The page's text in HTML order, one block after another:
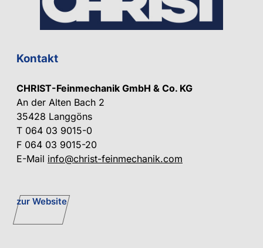
Kontakt
CHRIST-Feinmechanik GmbH & Co. KG
An der Alten Bach 2
35428 Langgöns
T 064 03 9015-0
F 064 03 9015-20
E-Mail info@christ-feinmechanik.com
zur Website